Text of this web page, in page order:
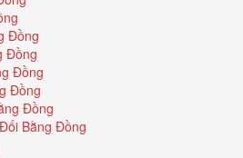
Đồng
Đồng
Đồng
Đồng
Đồng
Bằng Đồng